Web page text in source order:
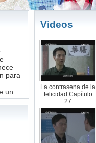
para
un
Videos
La contrasena de la
felicidad Capítulo
27